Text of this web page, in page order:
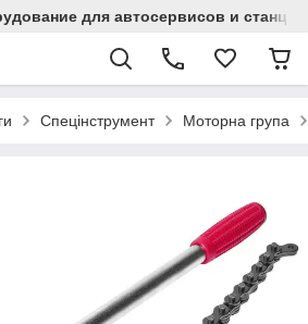
для автосервисов и
Спецінструмент Моторна група